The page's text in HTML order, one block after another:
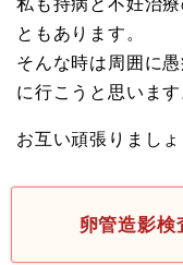
ともあります。
そんな時は周囲に
に行こうと思います
お互い頑張りましょ
卵管造影